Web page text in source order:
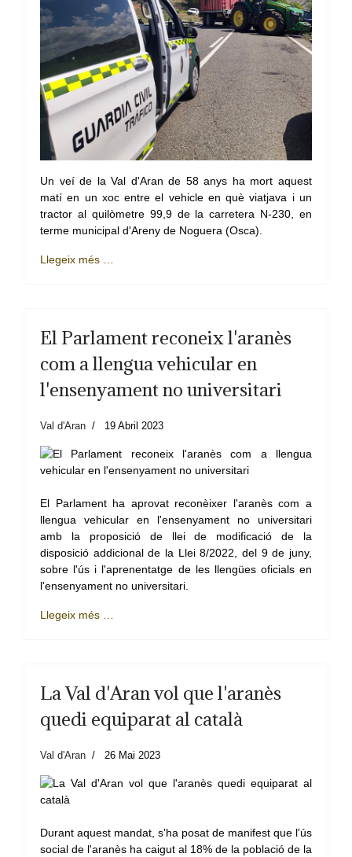
Un veí de la Val d'Aran de 58 anys ha mort aquest
matí en un xoc entre el vehicle en què viatjava i un
tractor al quilòmetre 99,9 de la carretera N-230, en
terme municipal d'Areny de Noguera (Osca).
Llegeix més …
El Parlament reconeix l'aranès
com a llengua vehicular en
l'ensenyament no universitari
Val d'Aran 19 Abril 2023
El Parlament ha aprovat reconèixer l'aranès com a
llengua vehicular en l'ensenyament no universitari
amb la proposició de llei de modificació de la
disposició addicional de la Llei 8/2022, del 9 de juny,
sobre l'ús i l'aprenentatge de les llengües oficials en
l'ensenyament no universitari.
Llegeix més …
La Val d'Aran vol que l'aranès
quedi equiparat al català
Val d'Aran 26 Mai 2023
Durant aquest mandat, s'ha posat de manifest que l'ús
social de l'aranès ha caigut al 18% de la població de la